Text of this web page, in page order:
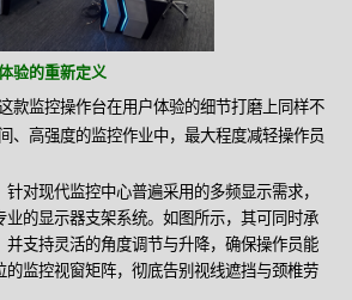
验的重新定义
款监控操作台在用户体验的细节打磨上同样不
、高强度的监控作业中，最大程度减轻操作员
针对现代监控中心普遍采用的多频显示需求，
业的显示器支架系统。如图所示，其可同时承
并支持灵活的角度调节与升降，确保操作员能
的监控视窗矩阵，彻底告别视线遮挡与颈椎劳